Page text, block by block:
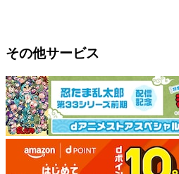
その他サービス